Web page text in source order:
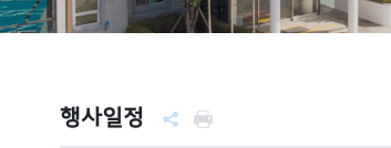
행사일정